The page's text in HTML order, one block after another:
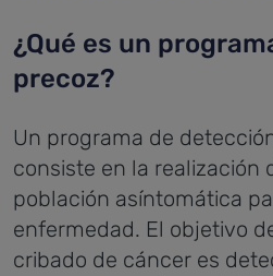
¿Qué es un
precoz?
Un programa de
consiste en la realización
población asíntomática
enfermedad. El objetivo
cribado de cáncer es